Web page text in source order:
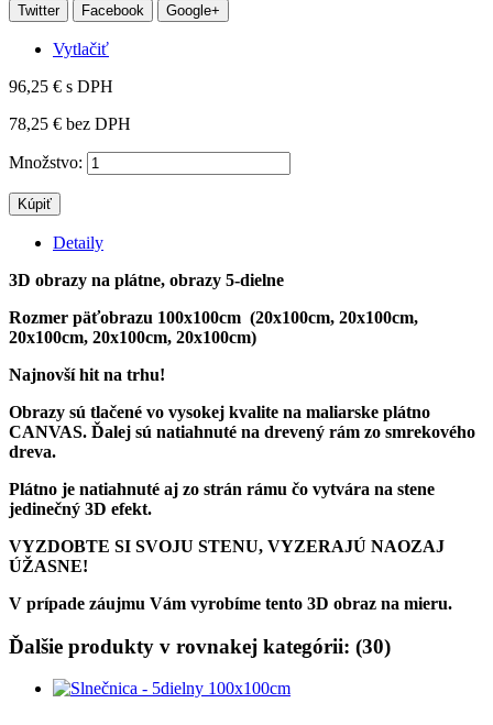
Twitter Facebook Google+
Vytlačiť
96,25 € s DPH
78,25 € bez DPH
Množstvo:
Kúpiť
Detaily
3D obrazy na plátne, obrazy 5-dielne
Rozmer päťobrazu 100x100cm (20x100cm, 20x100cm,
20x100cm, 20x100cm, 20x100cm)
Najnovší hit na trhu!
Obrazy sú tlačené vo vysokej kvalite na maliarske plátno
CANVAS. Ďalej sú natiahnuté na drevený rám zo smrekového
dreva.
Plátno je natiahnuté aj zo strán rámu čo vytvára na stene
jedinečný 3D efekt.
VYZDOBTE SI SVOJU STENU, VYZERAJÚ NAOZAJ
ÚŽASNE!
V prípade záujmu Vám vyrobíme tento 3D obraz na mieru.
Ďalšie produkty v rovnakej kategórii: (30)